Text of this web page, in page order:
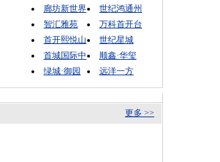
廊坊新世界
世纪鸿通州
智汇雅苑
万科首开台
首开熙悦山
世纪星城
首城国际中
顺鑫·华玺
绿城·御园
远洋一方
更多 >>